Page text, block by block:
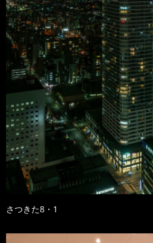
さつきた8・1